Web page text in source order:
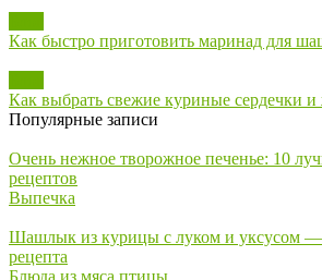
Как быстро приготовить маринад для
Как выбрать свежие куриные сердечки и
Популярные записи
Очень нежное творожное печенье: 10
рецептов
Выпечка
Шашлык из курицы с луком и уксусом
рецепта